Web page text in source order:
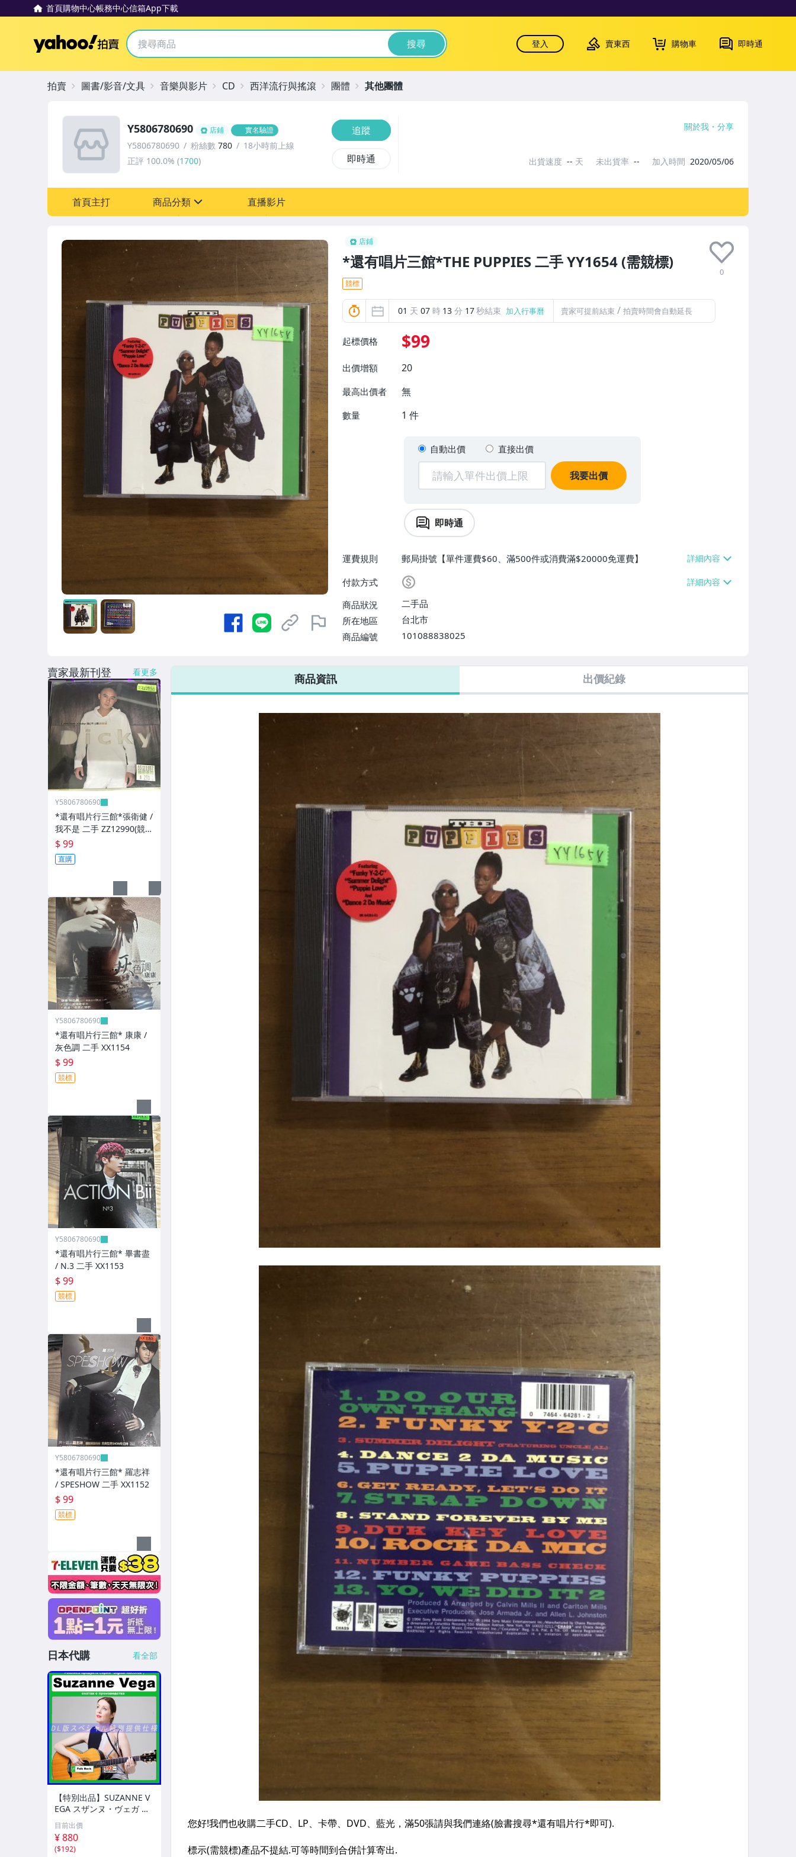
首頁購物中心帳務中心信箱App下載
Yahoo拍賣 搜尋 登入 賣東西 購物車 即時通
店鋪
*還有唱片三館*THE PUPPIES 二手 YY1654 (需競標)
0
競標
01 天 07 時 13 分 15秒結束 加入行事曆 賣家可提前結束 / 拍賣時間會自動延長
起標價格 $99
出價增額 20
最高出價者 無
數量 1 件
自動出價 直接出價
我要出價
即時通
運費規則
郵局掛號【單件運費$60、滿500件或消費滿$20000免運費】
付款方式
商品狀況
二手品
所在地區
台北市
商品編號
101088838025
Y5806780690 店鋪 實名驗證
Y5806780690 粉絲數 780
18小時前上線
正評 100.0% (1700)
追蹤
即時通
關於我 分享
出貨速度 -- 天 未出貨率 -- 加入時間 2020/05/06
首頁主打 商品分類 直播影片
拍賣 圖書/影音/文具 音樂與影片 CD 西洋流行與搖滾 團體 其他團體
商品資訊 出價紀錄
賣家最新刊登 看更多
Y5806780690
*還有唱片行三館*張衛健 /
我不是 二手 ZZ12990(競
標)(補單
$ 99
直購
Y5806780690
*還有唱片行三館* 康康 /
灰色調 二手 XX1154
$ 99
競標
Y5806780690
*還有唱片行三館* 畢書盡
/ N.3 二手 XX1153
$ 99
競標
Y5806780690
*還有唱片行三館* 羅志祥
/ SPESHOW 二手 XX1152
$ 99
競標
日本代購 看全部
【特別出品】SUZANNE V
EGA スザンヌ・ヴェガ 精
選集 100歌 音楽DL(MP3C
D)☆
目前出價
¥ 880
($192)